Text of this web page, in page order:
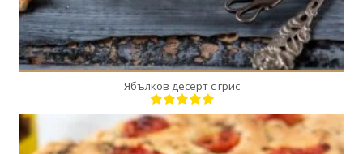
Ябълков десерт с грис